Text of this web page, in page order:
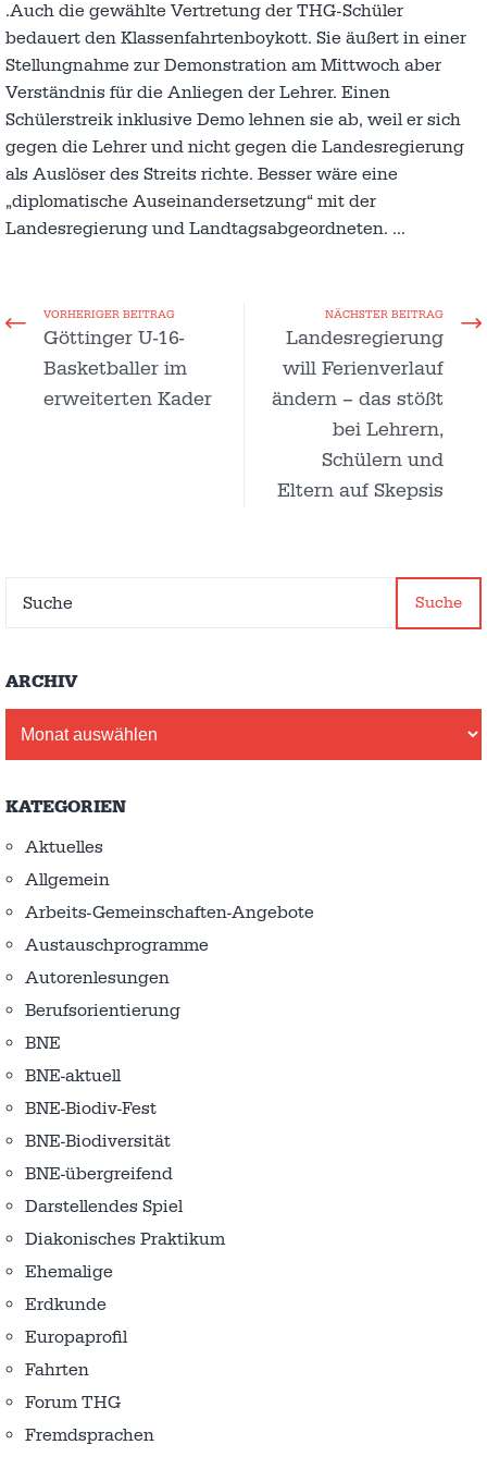
.Auch die gewählte Vertretung der THG-Schüler
bedauert den Klassenfahrtenboykott. Sie äußert in einer
Stellungnahme zur Demonstration am Mittwoch aber
Verständnis für die Anliegen der Lehrer. Einen
Schülerstreik inklusive Demo lehnen sie ab, weil er sich
gegen die Lehrer und nicht gegen die Landesregierung
als Auslöser des Streits richte. Besser wäre eine
„diplomatische Auseinandersetzung“ mit der
Landesregierung und Landtagsabgeordneten. …
VORHERIGER BEITRAG
Göttinger U-16-
Basketballer im
erweiterten Kader
NÄCHSTER BEITRAG
Landesregierung
will Ferienverlauf
ändern – das stößt
bei Lehrern,
Schülern und
Eltern auf Skepsis
Suche
ARCHIV
KATEGORIEN
Aktuelles
Allgemein
Arbeits-Gemeinschaften-Angebote
Austausch­programme
Autorenlesungen
Berufsorientierung
BNE
BNE-aktuell
BNE-Biodiv-Fest
BNE-Biodiversität
BNE-übergreifend
Darstellendes Spiel
Diakonisches Praktikum
Ehemalige
Erdkunde
Europaprofil
Fahrten
Forum THG
Fremdsprachen